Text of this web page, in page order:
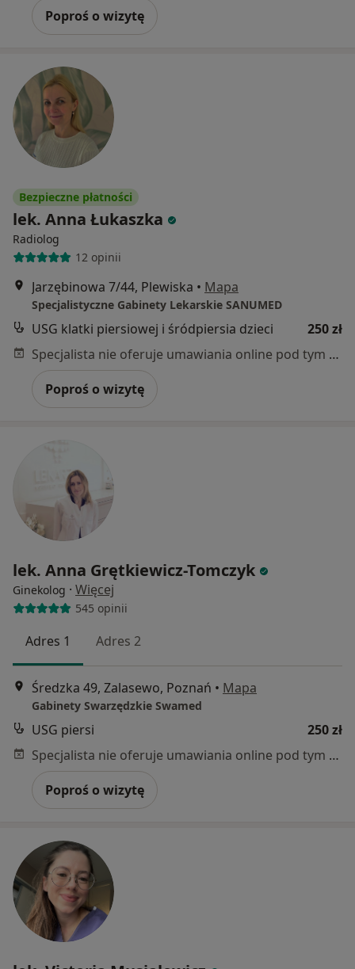
Poproś o wizytę
Bezpieczne płatności
lek. Anna Łukaszka
Radiolog
12 opinii
Jarzębinowa 7/44, Plewiska • Mapa
Specjalistyczne Gabinety Lekarskie SANUMED
USG klatki piersiowej i śródpiersia dzieci
250 zł
Specjalista nie oferuje umawiania online pod tym adresem.
Poproś o wizytę
lek. Anna Grętkiewicz-Tomczyk
Ginekolog · Więcej
545 opinii
Adres 1 Adres 2
Średzka 49, Zalasewo, Poznań • Mapa
Gabinety Swarzędzkie Swamed
USG piersi
250 zł
Specjalista nie oferuje umawiania online pod tym adresem.
Poproś o wizytę